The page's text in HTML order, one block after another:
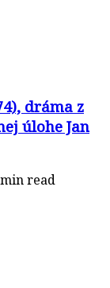
dráma z
úlohe Jan
read